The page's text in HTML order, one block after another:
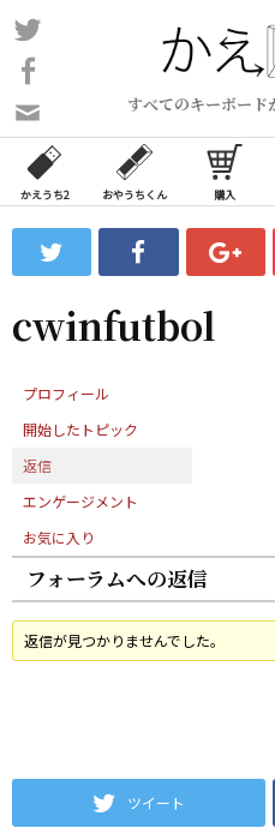
コ
ン
ン
ツ
ス
ッ
すべてのキーボード
い
合
わ
フ
ォ
ム
かえうち2 おやうちくん 購入
cwinfutbol
プロフィール
開始したトピック
返信
エンゲージメント
お気に入り
フォーラムへの返信
返信が見つかりませんでした。
ツイート